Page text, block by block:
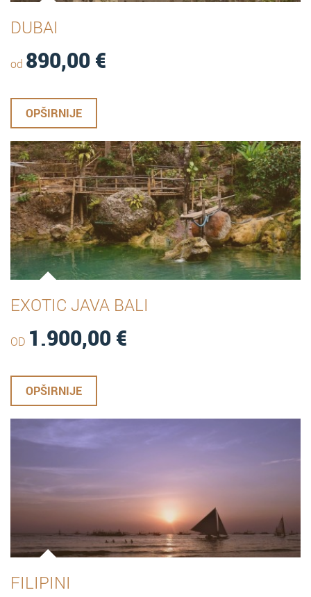
DUBAI
od 890,00€
OPŠIRNIJE
EXOTIC JAVA BALI
OD 1.900,00€
OPŠIRNIJE
FILIPINI